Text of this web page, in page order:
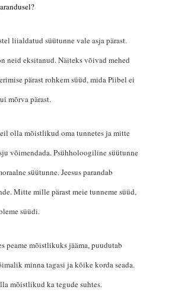
liialdatud süütunne vale asja pärast.
neid eksitanud. Näiteks võivad mehed
pärast rohkem süüd, mida Piibel ei
mõrva pärast.
olla mõistlikud oma tunnetes ja mitte
võimendada. Psühholoogiline süütunne
süütunne. Jeesus parandab
Mitte mille pärast meie tunneme süüd,
süüdi.
peame mõistlikuks jääma, puudutab
minna tagasi ja kõike korda seada.
mõistlikud ka tegude suhtes.